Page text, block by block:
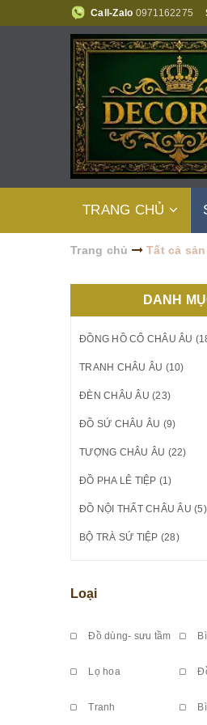
Call-Zalo 0971162275
TRANG CHỦ
Trang chủ Tất cả
DANH
ĐỒNG HỒ CỔ CHÂU ÂU
TRANH CHÂU ÂU (10)
ĐÈN CHÂU ÂU (23)
ĐỒ SỨ CHÂU ÂU (9)
TƯỢNG CHÂU ÂU (22)
ĐỒ PHA LÊ TIỆP (1)
ĐỒ NỘI THẤT CHÂU ÂU (5)
BỘ TRÀ SỨ TIỆP (28)
Loại
Đồ dùng- sưu tầm
Lọ hoa
Tranh